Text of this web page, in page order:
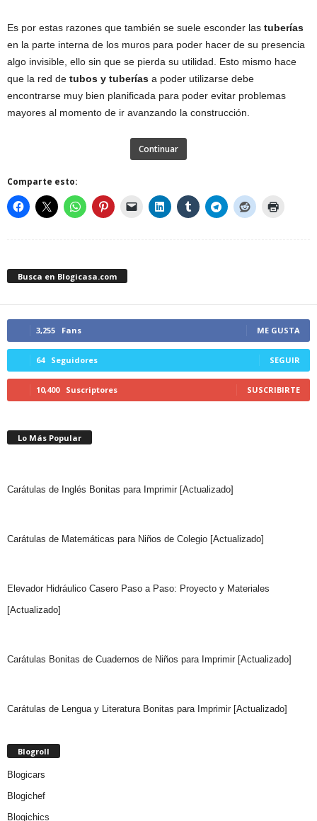
Es por estas razones que también se suele esconder las tuberías
en la parte interna de los muros para poder hacer de su presencia
algo invisible, ello sin que se pierda su utilidad. Esto mismo hace
que la red de tubos y tuberías a poder utilizarse debe
encontrarse muy bien planificada para poder evitar problemas
mayores al momento de ir avanzando la construcción.
Continuar
Comparte esto:
Busca en Blogicasa.com
3,255 Fans ME GUSTA
64 Seguidores SEGUIR
10,400 Suscriptores SUSCRIBIRTE
Lo Más Popular
Carátulas de Inglés Bonitas para Imprimir [Actualizado]
Carátulas de Matemáticas para Niños de Colegio [Actualizado]
Elevador Hidráulico Casero Paso a Paso: Proyecto y Materiales
[Actualizado]
Carátulas Bonitas de Cuadernos de Niños para Imprimir [Actualizado]
Carátulas de Lengua y Literatura Bonitas para Imprimir [Actualizado]
Blogroll
Blogicars
Blogichef
Blogichics